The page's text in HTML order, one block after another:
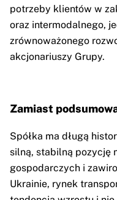
potrzeby klientów w
oraz intermodalnego,
zrównoważonego
akcjonariuszy Grupy.
Zamiast
Spółka ma długą
silną, stabilną pozycję
gospodarczych i
Ukrainie, rynek